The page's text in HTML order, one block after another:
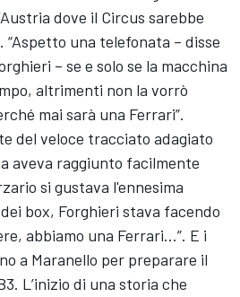
dove il Circus sarebbe
“Aspetto una telefonata – disse
– se e solo se la macchina
altrimenti non la vorrò
mai sarà una Ferrari”.
del veloce tracciato adagiato
aveva raggiunto facilmente
si gustava l'ennesima
box, Forghieri stava facendo
abbiamo una Ferrari...”. E i
a Maranello per preparare il
L’inizio di una storia che